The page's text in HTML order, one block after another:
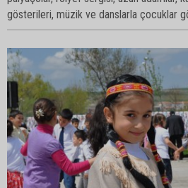
gösterileri, müzik ve danslarla çocuklar